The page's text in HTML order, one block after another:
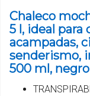
Chaleco
5 l, ideal para
acampadas,
senderismo,
500 ml, negro